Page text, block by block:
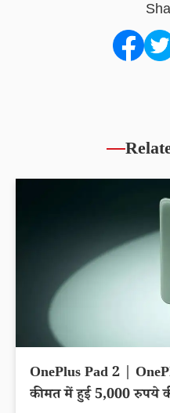
OnePlus Pad 2 |
कीमत में हुई 5,000 रुपये